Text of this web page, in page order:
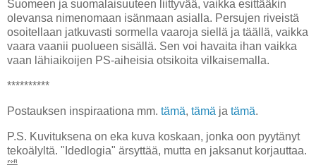
Suomeen ja suomalaisuuteen liittyvää, vaikka esittääkin
olevansa nimenomaan isänmaan asialla. Persujen riveistä
osoitellaan jatkuvasti sormella vaaroja siellä ja täällä, vaikka
vaara vaanii puolueen sisällä. Sen voi havaita ihan vaikka
vaan lähiaikoijen PS-aiheisia otsikoita vilkaisemalla.
**********
Postauksen inspiraationa mm. tämä, tämä ja tämä.
P.S. Kuvituksena on eka kuva koskaan, jonka oon pyytänyt
tekoälyltä. "Idedlogia" ärsyttää, mutta en jaksanut korjauttaa.